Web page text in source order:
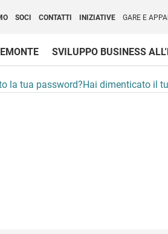
Kingdom)
SOCI CONTATTI INIZIATIVE GARE E
SVILUPPO BUSINESS
la tua password?Hai dimenticato il